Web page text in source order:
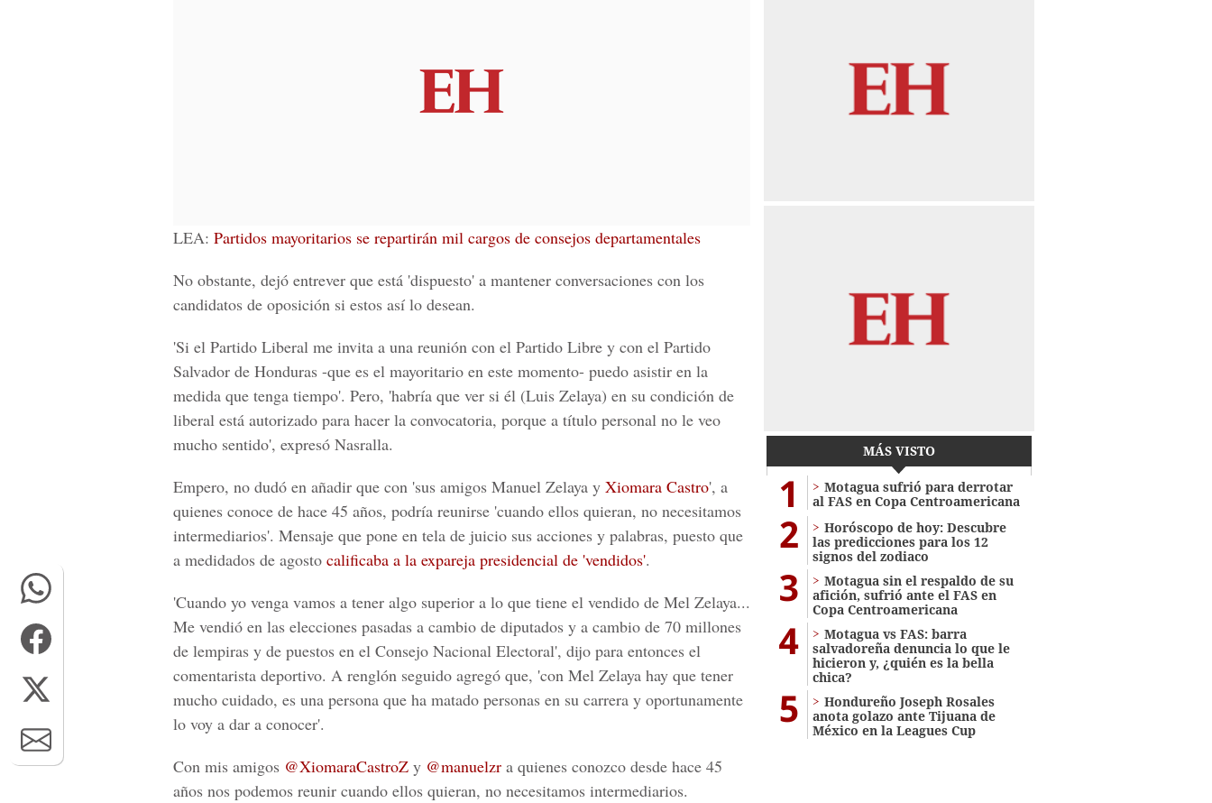
LEA: Partidos mayoritarios se repartirán mil cargos de consejos departamentales
No obstante, dejó entrever que está 'dispuesto' a mantener conversaciones con los
candidatos de oposición si estos así lo desean.
'Si el Partido Liberal me invita a una reunión con el Partido Libre y con el Partido
Salvador de Honduras -que es el mayoritario en este momento- puedo asistir en la
medida que tenga tiempo'. Pero, 'habría que ver si él (Luis Zelaya) en su condición de
liberal está autorizado para hacer la convocatoria, porque a título personal no le veo
mucho sentido', expresó Nasralla.
Empero, no dudó en añadir que con 'sus amigos Manuel Zelaya y Xiomara Castro', a
quienes conoce de hace 45 años, podría reunirse 'cuando ellos quieran, no necesitamos
intermediarios'. Mensaje que pone en tela de juicio sus acciones y palabras, puesto que
a medidados de agosto calificaba a la expareja presidencial de 'vendidos'.
'Cuando yo venga vamos a tener algo superior a lo que tiene el vendido de Mel Zelaya...
Me vendió en las elecciones pasadas a cambio de diputados y a cambio de 70 millones
de lempiras y de puestos en el Consejo Nacional Electoral', dijo para entonces el
comentarista deportivo. A renglón seguido agregó que, 'con Mel Zelaya hay que tener
mucho cuidado, es una persona que ha matado personas en su carrera y oportunamente
lo voy a dar a conocer'.
Con mis amigos @XiomaraCastroZ y @manuelzr a quienes conozco desde hace 45
años nos podemos reunir cuando ellos quieran, no necesitamos intermediarios.
MÁS VISTO
1
Motagua sufrió para derrotar
al FAS en Copa Centroamericana
2
Horóscopo de hoy: Descubre
las predicciones para los 12
signos del zodiaco
3
Motagua sin el respaldo de su
afición, sufrió ante el FAS en
Copa Centroamericana
4
Motagua vs FAS: barra
salvadoreña denuncia lo que le
hicieron y, ¿quién es la bella
chica?
5
Hondureño Joseph Rosales
anota golazo ante Tijuana de
México en la Leagues Cup